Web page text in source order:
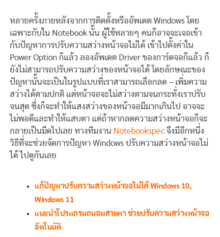
หลายครั้งภายหลังจากการติดตั้งหรืออัพเดต Windows โดย
เฉพาะกับใน Notebook นั้น ผู้ใช้หลายๆ คนก็อาจจะเจอเข้า
กับปัญหาการปรับความสว่างหน้าจอไม่ได้ เข้าไปตั้งค่าใน
Power Option ก็แล้ว ลองอัพเดต Driver ของการ์ดจอก็แล้ว ก็
ยังไม่สามารถปรับความสว่างของหน้าจอได้ โดยลักษณะของ
ปัญหานั้นจะเป็นในรูปแบบที่เราสามารถเลือกลด – เพิ่มความ
สว่างได้ตามปกติ แต่หน้าจอจะไม่สว่างตามจนกระทั่งเราปรับ
จนสุด ซึ่งก็จะทำให้แสงสว่างของหน้าจอมีมากเกินไป อาจจะ
ไม่พอดีและทำให้แสบตา แต่ถ้าหากลดความสว่างหน้าจอก็จะ
กลายเป็นมืดไปเลย ทางทีมงาน Notebookspec จึงมีอีกหนึ่ง
วิธีที่จะช่วยจัดการปัญหา Windows ปรับความสว่างหน้าจอไม่
ได้ ไปดูกันเลย
แก้ปัญหาปรับความสว่างหน้าจอไม่ได้ Windows 10,
Windows 11
แนะนำโปรแกรมถนอมสายตา ช่วยปรับความสว่างหน้าจอ
อัตโนมัติ